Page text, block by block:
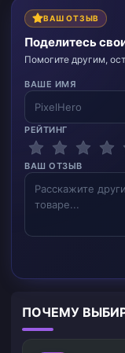
ВАШ ОТЗЫВ
Поделитесь
Помогите другим,
ВАШЕ ИМЯ
РЕЙТИНГ
ВАШ ОТЗЫВ
ПОЧЕМУ